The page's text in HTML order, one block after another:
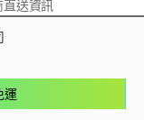
直送資訊
運